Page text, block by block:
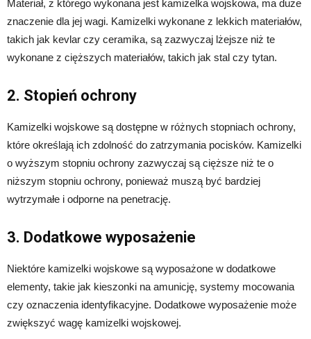
Materiał, z którego wykonana jest kamizelka wojskowa, ma duże
znaczenie dla jej wagi. Kamizelki wykonane z lekkich materiałów,
takich jak kevlar czy ceramika, są zazwyczaj lżejsze niż te
wykonane z cięższych materiałów, takich jak stal czy tytan.
2. Stopień ochrony
Kamizelki wojskowe są dostępne w różnych stopniach ochrony,
które określają ich zdolność do zatrzymania pocisków. Kamizelki
o wyższym stopniu ochrony zazwyczaj są cięższe niż te o
niższym stopniu ochrony, ponieważ muszą być bardziej
wytrzymałe i odporne na penetrację.
3. Dodatkowe wyposażenie
Niektóre kamizelki wojskowe są wyposażone w dodatkowe
elementy, takie jak kieszonki na amunicję, systemy mocowania
czy oznaczenia identyfikacyjne. Dodatkowe wyposażenie może
zwiększyć wagę kamizelki wojskowej.